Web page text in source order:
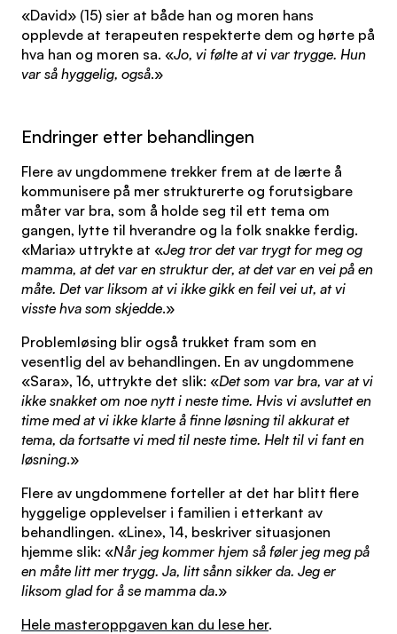
«David» (15) sier at både han og moren hans
opplevde at terapeuten respekterte dem og hørte på
hva han og moren sa. «Jo, vi følte at vi var trygge. Hun
var så hyggelig, også.»
Endringer etter behandlingen
Flere av ungdommene trekker frem at de lærte å
kommunisere på mer strukturerte og forutsigbare
måter var bra, som å holde seg til ett tema om
gangen, lytte til hverandre og la folk snakke ferdig.
«Maria» uttrykte at «Jeg tror det var trygt for meg og
mamma, at det var en struktur der, at det var en vei på en
måte. Det var liksom at vi ikke gikk en feil vei ut, at vi
visste hva som skjedde.»
Problemløsing blir også trukket fram som en
vesentlig del av behandlingen. En av ungdommene
«Sara», 16, uttrykte det slik: «Det som var bra, var at vi
ikke snakket om noe nytt i neste time. Hvis vi avsluttet en
time med at vi ikke klarte å finne løsning til akkurat et
tema, da fortsatte vi med til neste time. Helt til vi fant en
løsning.»
Flere av ungdommene forteller at det har blitt flere
hyggelige opplevelser i familien i etterkant av
behandlingen. «Line», 14, beskriver situasjonen
hjemme slik: «Når jeg kommer hjem så føler jeg meg på
en måte litt mer trygg. Ja, litt sånn sikker da. Jeg er
liksom glad for å se mamma da.»
Hele masteroppgaven kan du lese her.